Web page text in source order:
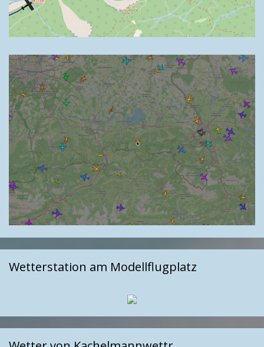
Wetterstation am Modellflugplatz